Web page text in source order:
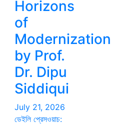
Horizons
of
Modernization
by Prof.
Dr. Dipu
Siddiqui
July 21, 2026
ডেইলি প্রেসওয়াচ: